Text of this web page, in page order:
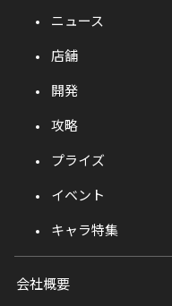
ニュース
店舗
開発
攻略
プライズ
イベント
キャラ特集
会社概要